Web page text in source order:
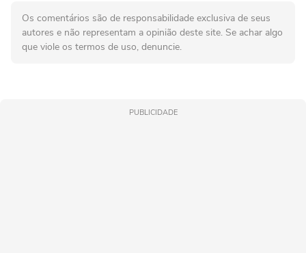
Os comentários são de responsabilidade exclusiva de seus
autores e não representam a opinião deste site. Se achar algo
que viole os termos de uso, denuncie.
PUBLICIDADE